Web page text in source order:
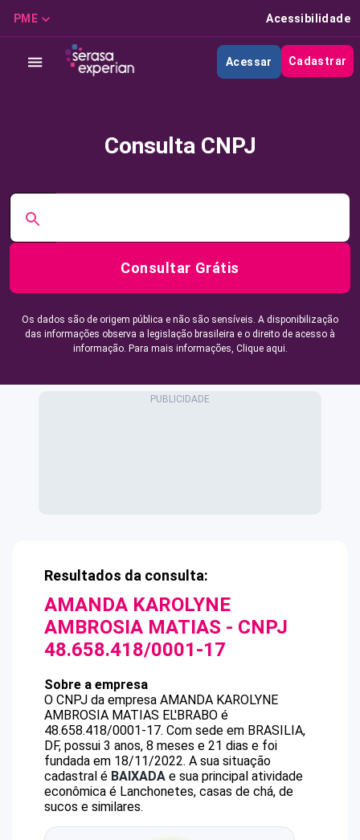
PME Acessibilidade
Acessar Cadastrar
Consulta CNPJ
Consultar Grátis
Os dados são de origem pública e não são sensíveis. A disponibilização
das informações observa a legislação brasileira e o direito de acesso à
informação. Para mais informações, Clique aqui.
Resultados da consulta:
AMANDA KAROLYNE
AMBROSIA MATIAS - CNPJ
48.658.418/0001-17
Sobre a empresa
O CNPJ da empresa AMANDA KAROLYNE
AMBROSIA MATIAS EL'BRABO é
48.658.418/0001-17. Com sede em BRASILIA,
DF, possui 3 anos, 8 meses e 21 dias e foi
fundada em 18/11/2022. A sua situação
cadastral é BAIXADA e sua principal atividade
econômica é Lanchonetes, casas de chá, de
sucos e similares.